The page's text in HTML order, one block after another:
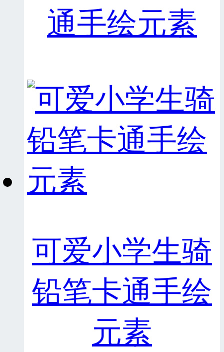
通手绘元素
可爱小学生骑
铅笔卡通手绘
元素